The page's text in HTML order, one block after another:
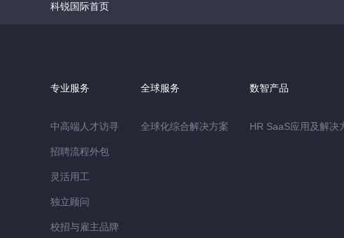
科锐国际首页
专业服务
中高端人才访寻
招聘流程外包
灵活用工
独立顾问
校招与雇主品牌
全球服务
全球化综合解决方案
数智产品
HR SaaS应用及解决